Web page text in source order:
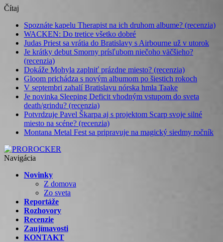
Čítaj
Spoznáte kapelu Therapist na ich druhom albume? (recenzia)
WACKEN: Do tretice všetko dobré
Judas Priest sa vrátia do Bratislavy s Airbourne už v utorok
Je krátky debut Smorny prísľubom niečoho väčšieho?
(recenzia)
Dokáže Mohyla zaplniť prázdne miesto? (recenzia)
Gloom prichádza s novým albumom po šiestich rokoch
V septembri zahalí Bratislavu nórska hmla Taake
Je novinka Sleeping Deficit vhodným vstupom do sveta
death/grindu? (recenzia)
Potvrdzuje Pavel Škarpa aj s projektom Scarp svoje silné
miesto na scéne? (recenzia)
Montana Metal Fest sa pripravuje na magický siedmy ročník
Navigácia
Novinky
Z domova
Zo sveta
Reportáže
Rozhovory
Recenzie
Zaujímavosti
KONTAKT